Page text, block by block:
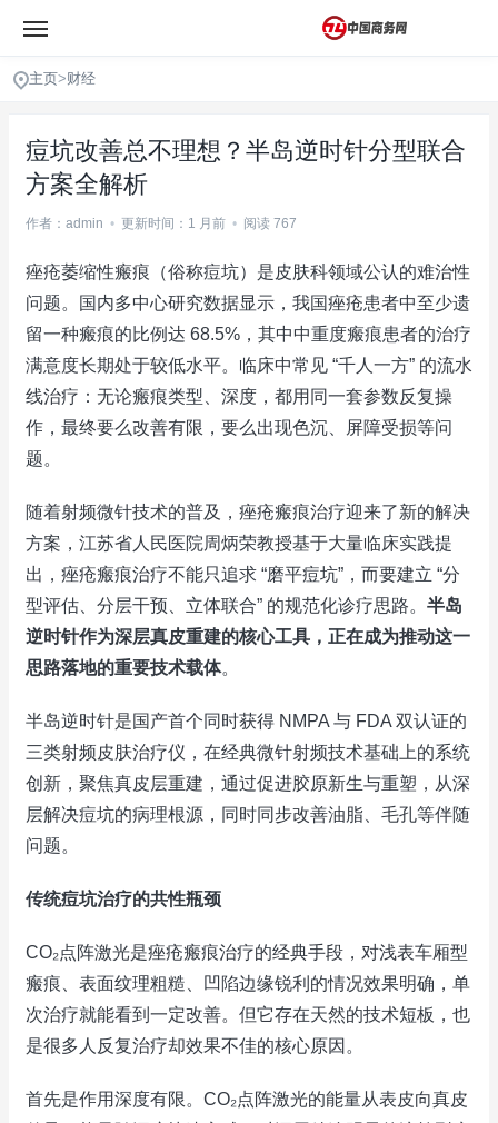
主页>财经
痘坑改善总不理想？半岛逆时针分型联合
方案全解析
作者：admin • 更新时间：1 月前 • 阅读 767
痤疮萎缩性瘢痕（俗称痘坑）是皮肤科领域公认的难治性
问题。国内多中心研究数据显示，我国痤疮患者中至少遗
留一种瘢痕的比例达 68.5%，其中中重度瘢痕患者的治疗
满意度长期处于较低水平。临床中常见 “千人一方” 的流水
线治疗：无论瘢痕类型、深度，都用同一套参数反复操
作，最终要么改善有限，要么出现色沉、屏障受损等问
题。
随着射频微针技术的普及，痤疮瘢痕治疗迎来了新的解决
方案，江苏省人民医院周炳荣教授基于大量临床实践提
出，痤疮瘢痕治疗不能只追求 “磨平痘坑”，而要建立 “分
型评估、分层干预、立体联合” 的规范化诊疗思路。 半岛
逆时针作为深层真皮重建的核心工具，正在成为推动这一
思路落地的重要技术载体。
半岛逆时针是国产首个同时获得 NMPA 与 FDA 双认证的
三类射频皮肤治疗仪，在经典微针射频技术基础上的系统
创新，聚焦真皮层重建，通过促进胶原新生与重塑，从深
层解决痘坑的病理根源，同时同步改善油脂、毛孔等伴随
问题。
传统痘坑治疗的共性瓶颈
CO₂点阵激光是痤疮瘢痕治疗的经典手段，对浅表车厢型
瘢痕、表面纹理粗糙、凹陷边缘锐利的情况效果明确，单
次治疗就能看到一定改善。但它存在天然的技术短板，也
是很多人反复治疗却效果不佳的核心原因。
首先是作用深度有限。CO₂点阵激光的能量从表皮向真皮